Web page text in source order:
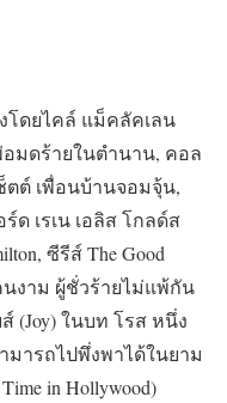
โดยไคล์ แม็คลัคเลน
อมดร้ายในตำนาน, คอล
ต์ เพื่อนบ้านจอมจุ้น,
เรเน เอลิส โกลด์ส
ซีรีส์ The Good
นงาม ผู้ชั่วร้ายไม่แพ้กัน
(Joy) ในบท โรส หนึ่ง
ารถไปพึ่งพาได้ในยาม
in Hollywood)